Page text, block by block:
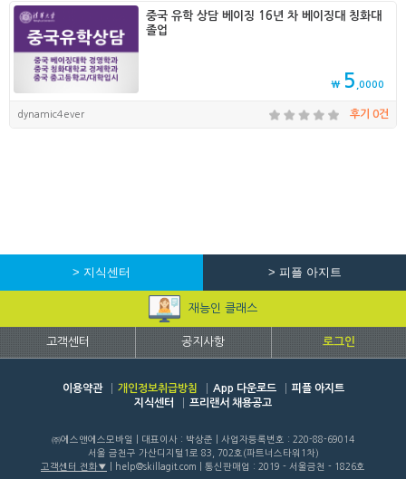
중국 유학 상담 베이징 16년 차 베이징대 칭화대
졸업
₩ 5 ,0000
dynamic4ever 후기 0건
> 지식센터 > 피플 아지트
재능인 클래스
고객센터 공지사항 로그인
이용약관 개인정보취급방침 App 다운로드
피플 아지트
지식센터
프리랜서 채용공고
㈜에스앤에스모바일 | 대표이사 : 박상준 | 사업자등록번호 : 220-88-69014
서울 금천구 가산디지털1로 83, 702호(파트너스타워1차)
고객센터 전화
| help@skillagit.com | 통신판매업 : 2019 - 서울금천 - 1826호